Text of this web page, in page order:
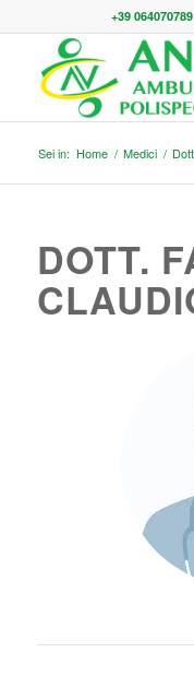
+39
Sei in: Home / Medici /
DOTT.